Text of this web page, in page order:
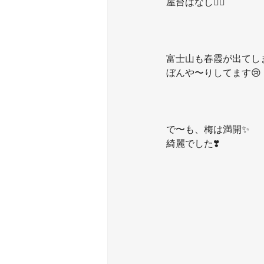
富士山も春霞が出てし
ぼんや〜りしてます😢
で〜も、梅は満開✨
綺麗でした❣️